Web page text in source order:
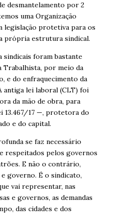
desmantelamento por 2
uma Organização
legislação protetiva para os
própria estrutura sindical.
sindicais foram bastante
Trabalhista, por meio da
e do enfraquecimento da
antiga lei laboral (CLT) foi
da mão de obra, para
13.467/17 —, protetora do
e do capital.
se faz necessário
respeitados pelos governos
E não o contrário,
governo. É o sindicato,
vai representar, nas
e governos, as demandas
das cidades e dos